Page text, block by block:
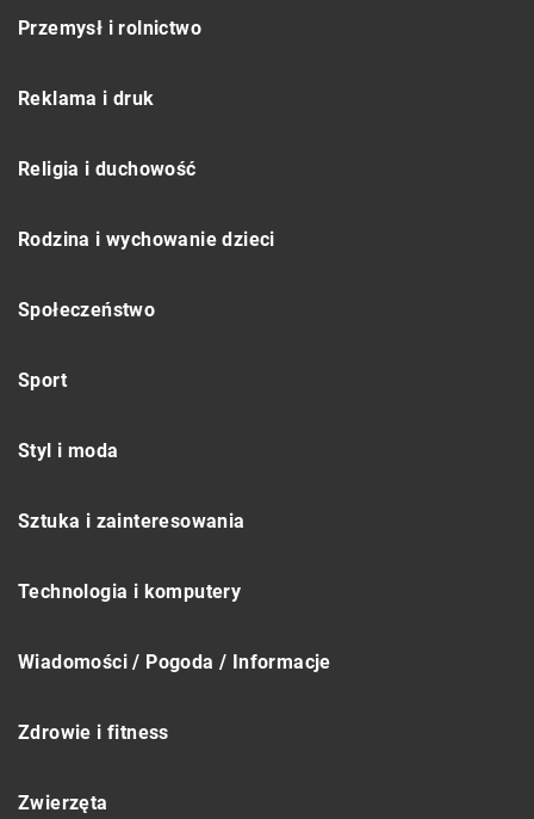
Przemysł i rolnictwo
Reklama i druk
Religia i duchowość
Rodzina i wychowanie dzieci
Społeczeństwo
Sport
Styl i moda
Sztuka i zainteresowania
Technologia i komputery
Wiadomości / Pogoda / Informacje
Zdrowie i fitness
Zwierzęta